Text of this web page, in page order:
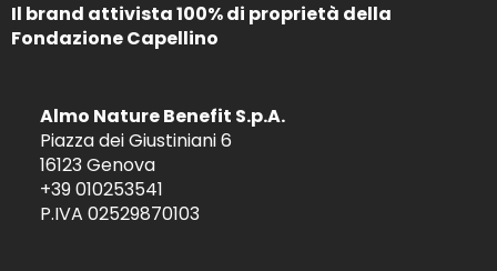
Il brand attivista 100% di proprietà della
Fondazione Capellino
Almo Nature Benefit S.p.A.
Piazza dei Giustiniani 6
16123 Genova
+39 010253541
P.IVA 02529870103